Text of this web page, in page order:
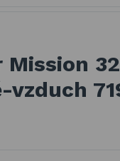
PŘIHLÁSIT
vzduch